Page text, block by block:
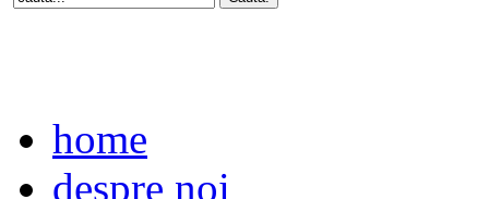
home
despre noi